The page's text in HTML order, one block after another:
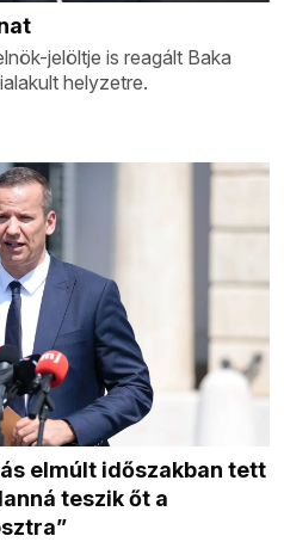
jelöltje is reagált Baka
helyzetre.
elmúlt időszakban tett
teszik őt a